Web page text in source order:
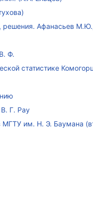
решения. Афанасьев
Ф.
статистике
Г. Рау
МГТУ им. Н. Э. Баумана